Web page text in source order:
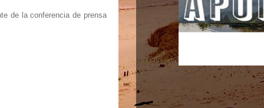
de la conferencia de prensa